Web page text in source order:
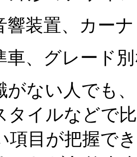
響装置、カー
車、グレード
ない人でも
タイルなどで
項目が把握で